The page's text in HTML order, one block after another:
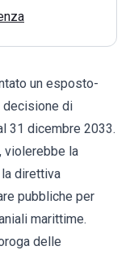
un esposto-
decisione di
31 dicembre 2033.
violerebbe la
direttiva
pubbliche per
marittime.
delle